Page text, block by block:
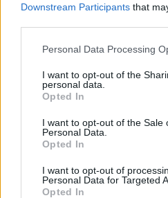
Downstream Participants that
Please note that this website/
not limited to your visit or usage
grant or deny consent to Google
use your data for below
consent section.
Personal Data Processing
I want to opt-out of the
personal data.
Opted In
I want to opt-out of the Sale
Personal Data.
Opted In
I want to opt-out of
Personal Data for Targeted
Opted In
nagyjából
Neokohn